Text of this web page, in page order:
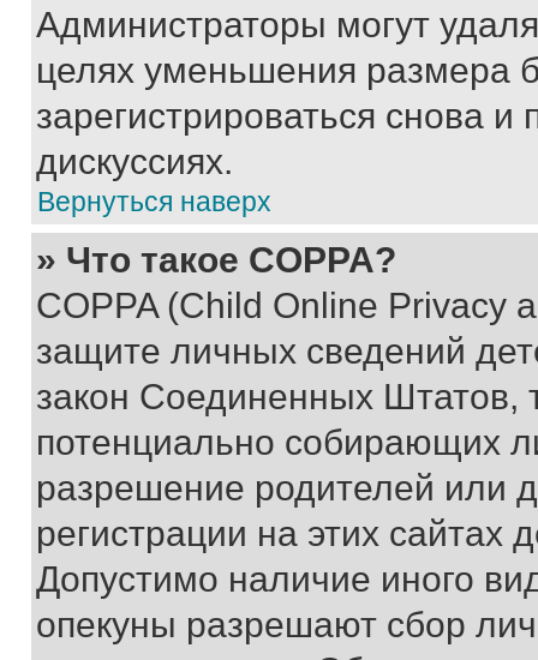
Администраторы могут
целях уменьшения размера
зарегистрироваться снова и
дискуссиях.
Вернуться наверх
» Что такое COPPA?
COPPA (Child Online Privacy
защите личных сведений
закон Соединенных Штатов,
потенциально собирающих
разрешение родителей или
регистрации на этих сайтах
Допустимо наличие иного
опекуны разрешают сбор